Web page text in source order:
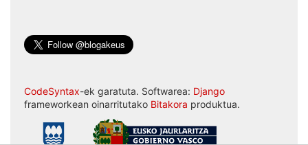
CodeSyntax-ek garatuta. Softwarea: Django
frameworkean oinarritutako Bitakora produktua.